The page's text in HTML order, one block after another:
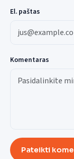
El. paštas
Komentaras
Pateikti